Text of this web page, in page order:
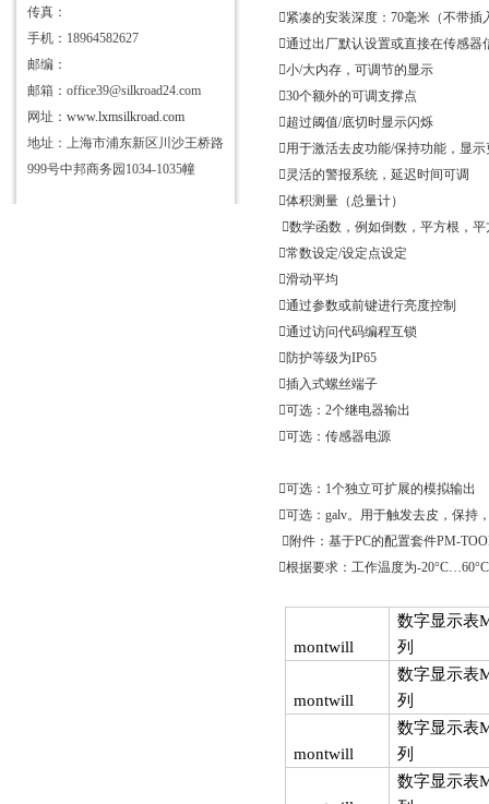
传真：
手机：18964582627
邮编：
邮箱：office39@silkroad24.com
网址： www.lxmsilkroad.com
地址：上海市浦东新区川沙王桥路
999号中邦商务园1034-1035幢
紧凑的安装深度： 70毫米（不带插
通过出厂默认设置或直接在传感器
小/大内存，可调节的显示
30个额外的可调支撑点
超过阈值/底切时显示闪烁
用于激活去皮功能/保持功能，显
灵活的警报系统，延迟时间可调
体积测量（总量计）
数学函数，例如倒数，平方根，平
常数设定/设定点设定
滑动平均
通过参数或前键进行亮度控制
通过访问代码编程互锁
防护等级为IP65
插入式螺丝端子
可选： 2个继电器输出
可选：传感器电源
可选： 1个独立可扩展的模拟输出
可选： galv。用于触发去皮，保持
附件：基于PC的配置套件PM-
根据要求：工作温度为-20°C…60°C
montwill
数字显示表
列
montwill
数字显示表
列
montwill
数字显示表
列
数字显示表